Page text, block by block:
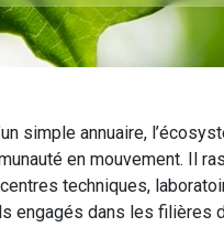
simple annuaire,
en mouvement. Il
techniques,
engagés dans les filières